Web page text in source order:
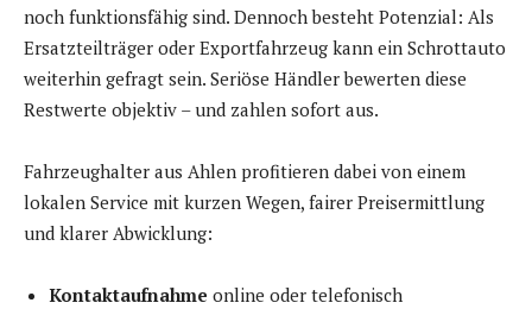
noch funktionsfähig sind. Dennoch besteht Potenzial: Als
Ersatzteilträger oder Exportfahrzeug kann ein Schrottauto
weiterhin gefragt sein. Seriöse Händler bewerten diese
Restwerte objektiv – und zahlen sofort aus.
Fahrzeughalter aus Ahlen profitieren dabei von einem
lokalen Service mit kurzen Wegen, fairer Preisermittlung
und klarer Abwicklung:
Kontaktaufnahme online oder telefonisch